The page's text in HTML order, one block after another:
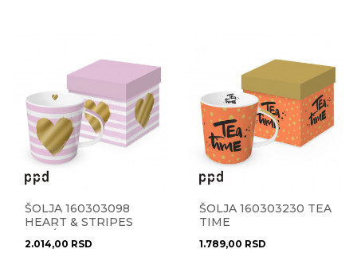
ŠOLJA 160303098
HEART & STRIPES
2.014,00 RSD
ŠOLJA 160303230 TEA
TIME
1.789,00 RSD